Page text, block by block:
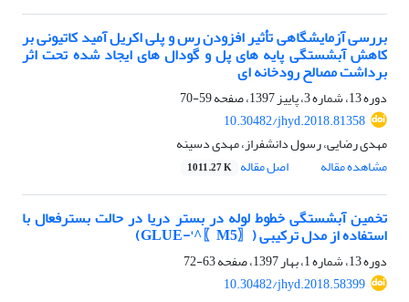
بررسی آزمایشگاهی تأثیر افزودن رس و پلی اکریل آمید کاتیونی بر
کاهش آبشستگی پایه های پل و گودال های ایجاد شده تحت اثر
برداشت مصالح رودخانه ای
دوره 13، شماره 3، پاییز 1397، صفحه
59-70
10.30482/jhyd.2018.81358
مهدی رضایی، رسول دانشفراز، مهدی دسینه
مشاهده مقاله
اصل مقاله 1011.27 K
تخمین آبشستگی خطوط لوله در بستر دریا در حالت بسترفعال با
استفاده از مدل ترکیبی (〖M5〗^'-GLUE)
دوره 13، شماره 1، بهار 1397، صفحه
63-72
10.30482/jhyd.2018.58399